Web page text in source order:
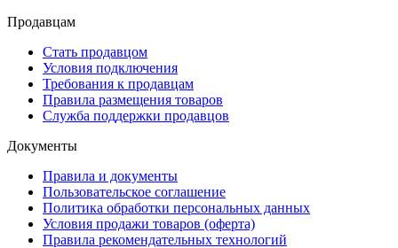
Продавцам
Стать продавцом
Условия подключения
Требования к продавцам
Правила размещения товаров
Служба поддержки продавцов
Документы
Правила и документы
Пользовательское соглашение
Политика обработки персональных данных
Условия продажи товаров (оферта)
Правила рекомендательных технологий